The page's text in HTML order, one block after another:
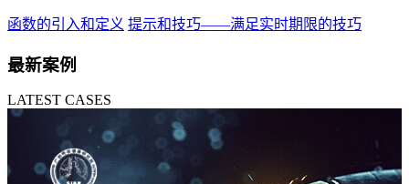
函数的引入和定义 提示和技巧——满足实时期限的技巧
最新案例
LATEST CASES